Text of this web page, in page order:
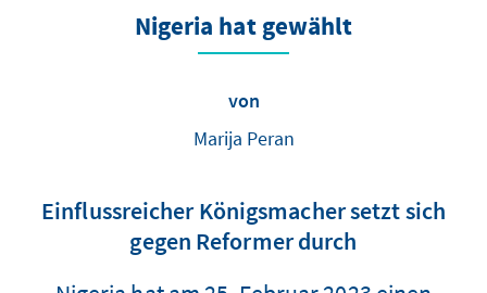
Nigeria hat gewählt
von
Marija Peran
Einflussreicher Königsmacher setzt sich
gegen Reformer durch